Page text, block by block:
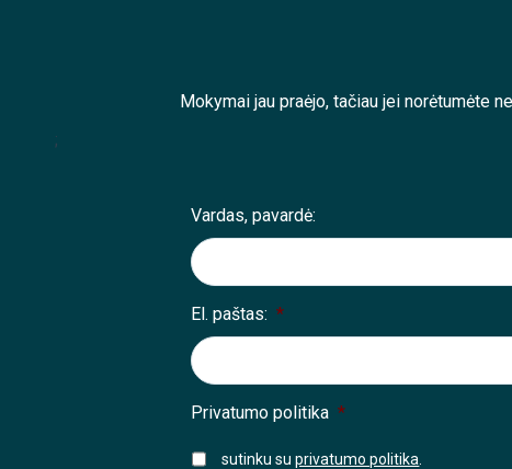
Mokymai jau praėjo, tačiau jei norėtumėte
;
Vardas, pavardė:
El. paštas: *
Privatumo politika *
sutinku suprivatumo politika